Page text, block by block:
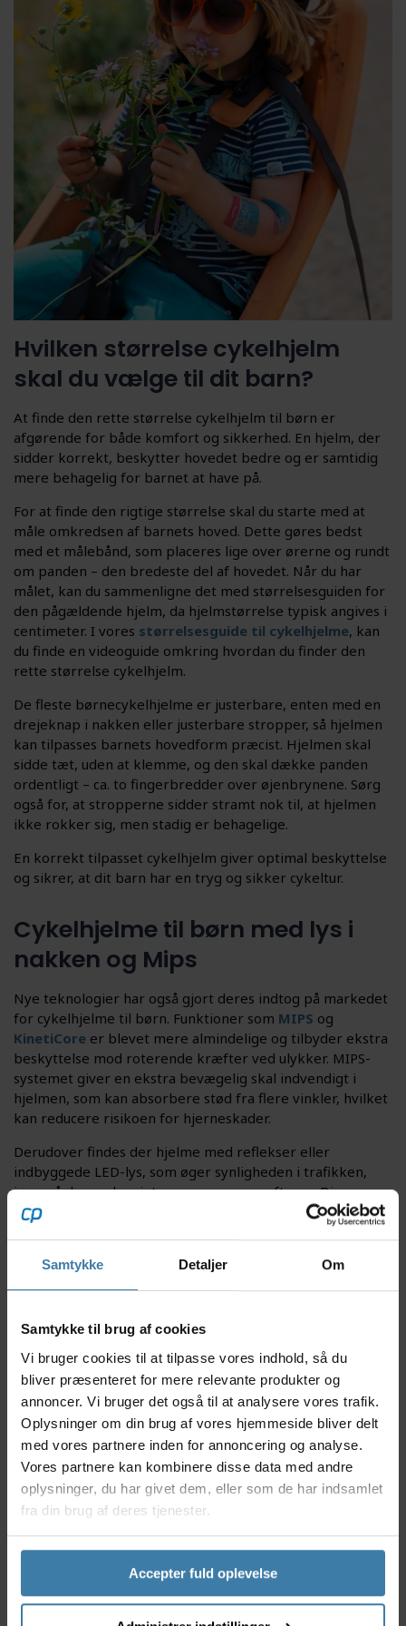
Samtykke Detaljer Om
Samtykke til brug af cookies
Vi bruger cookies til at tilpasse vores indhold, så du
bliver præsenteret for mere relevante produkter og
annoncer. Vi bruger det også til at analysere vores trafik.
Oplysninger om din brug af vores hjemmeside bliver delt
med vores partnere inden for annoncering og analyse.
Vores partnere kan kombinere disse data med andre
oplysninger, du har givet dem, eller som de har indsamlet
fra din brug af deres tjenester.
Accepter fuld oplevelse
Hvilken størrelse cykelhjelm
skal du vælge til dit barn?
At finde den rette størrelse cykelhjelm til børn er
afgørende for både komfort og sikkerhed. En hjelm, der
sidder korrekt, beskytter hovedet bedre og er samtidig
mere behagelig for barnet at have på.
For at finde den rigtige størrelse skal du starte med at
måle omkredsen af barnets hoved. Dette gøres bedst
med et målebånd, som placeres lige over ørerne og rundt
om panden – den bredeste del af hovedet. Når du har
målet, kan du sammenligne det med størrelsesguiden for
den pågældende hjelm, da hjelmstørrelse typisk angives i
centimeter. I vores størrelsesguide til cykelhjelme, kan
du finde en videoguide omkring hvordan du finder den
rette størrelse cykelhjelm.
De fleste børnecykelhjelme er justerbare, enten med en
drejeknap i nakken eller justerbare stropper, så hjelmen
kan tilpasses barnets hovedform præcist. Hjelmen skal
sidde tæt, uden at klemme, og den skal dække panden
ordentligt – ca. to fingerbredder over øjenbrynene. Sørg
også for, at stropperne sidder stramt nok til, at hjelmen
ikke rokker sig, men stadig er behagelige.
En korrekt tilpasset cykelhjelm giver optimal beskyttelse
og sikrer, at dit barn har en tryg og sikker cykeltur.
Cykelhjelme til børn med lys i
nakken og Mips
Nye teknologier har også gjort deres indtog på markedet
for cykelhjelme til børn. Funktioner som MIPS og
KinetiCore er blevet mere almindelige og tilbyder ekstra
beskyttelse mod roterende kræfter ved ulykker. MIPS-
systemet giver en ekstra bevægelig skal indvendigt i
hjelmen, som kan absorbere stød fra flere vinkler, hvilket
kan reducere risikoen for hjerneskader.
Derudover findes der hjelme med reflekser eller
indbyggede LED-lys, som øger synligheden i trafikken,
især på de mørke vintermorgener og -aftener. Disse
ekstra sikkerhedselementer kan give dig som forælder
Cykelhjelm med barnets
En børnehjelm med barnets yndlingsmotiv og/eller flotte
farver, er en fantastisk måde at gøre sikkerheden mere
attraktiv for de små cyklister. Mange børn kan være
tilbageholdende med at bruge hjelm, men hjelme med
sjove motiver, klare farver og seje designs kan gøre det til
en sjovere oplevelse.
Ikke alene skaber det glæde hos barnet, men de gør det
også lettere for forældre at sikre, at hjelmen bliver brugt
rutine når de skal ud at cykle.
Blandt vores sortiment finder du fine hjelme med
Spiderman, Enhjørninger, Frozen, Paw Patrol og mange